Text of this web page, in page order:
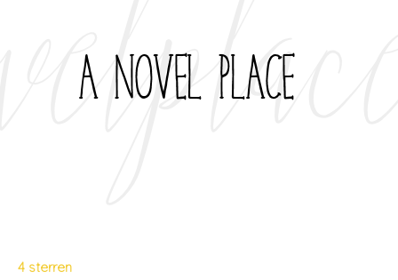
4 sterren